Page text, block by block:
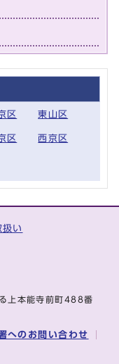
区 東山区
区 西京区
い
上本能寺前町488番
へのお問い合わせ